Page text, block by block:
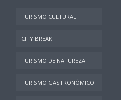
TURISMO CULTURAL
CITY BREAK
TURISMO DE NATUREZA
TURISMO GASTRONÓMICO